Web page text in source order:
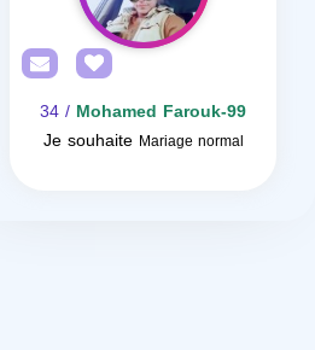
Mohamed Farouk-99
/ 34
Je souhaite Mariage normal